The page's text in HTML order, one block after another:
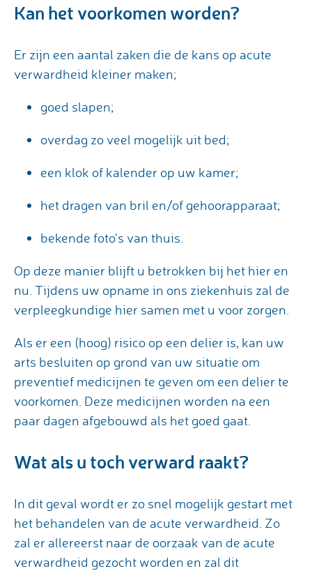
Kan het voorkomen worden?
Er zijn een aantal zaken die de kans op acute
verwardheid kleiner maken;
goed slapen;
overdag zo veel mogelijk uit bed;
een klok of kalender op uw kamer;
het dragen van bril en/of gehoorapparaat;
bekende foto’s van thuis.
Op deze manier blijft u betrokken bij het hier en
nu. Tijdens uw opname in ons ziekenhuis zal de
verpleegkundige hier samen met u voor zorgen.
Als er een (hoog) risico op een delier is, kan uw
arts besluiten op grond van uw situatie om
preventief medicijnen te geven om een delier te
voorkomen. Deze medicijnen worden na een
paar dagen afgebouwd als het goed gaat.
Wat als u toch verward raakt?
In dit geval wordt er zo snel mogelijk gestart met
het behandelen van de acute verwardheid. Zo
zal er allereerst naar de oorzaak van de acute
verwardheid gezocht worden en zal dit